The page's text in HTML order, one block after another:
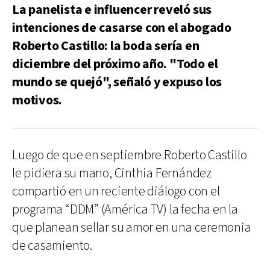
La panelista e influencer reveló sus
intenciones de casarse con el abogado
Roberto Castillo: la boda sería en
diciembre del próximo año. "Todo el
mundo se quejó", señaló y expuso los
motivos.
Luego de que en septiembre Roberto Castillo
le pidiera su mano, Cinthia Fernández
compartió en un reciente diálogo con el
programa “DDM” (América TV) la fecha en la
que planean sellar su amor en una ceremonia
de casamiento.